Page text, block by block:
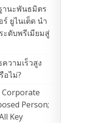
านะพันธมิตร
ยูไนเต็ด นำ
ดับพรีเมียมสู่
วามเร็วสูง
อไม่?
Person;
Key